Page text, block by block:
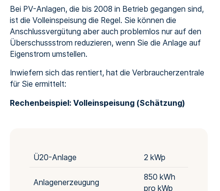
Bei PV-Anlagen, die bis 2008 in Betrieb gegangen sind,
ist die Volleinspeisung die Regel. Sie können die
Anschlussvergütung aber auch problemlos nur auf den
Überschussstrom reduzieren, wenn Sie die Anlage auf
Eigenstrom umstellen.
Inwiefern sich das rentiert, hat die Verbraucherzentrale
für Sie ermittelt:
Rechenbeispiel: Volleinspeisung (Schätzung)
Ü20-Anlage 2 kWp
Anlagenerzeugung
850 kWh
pro kWp